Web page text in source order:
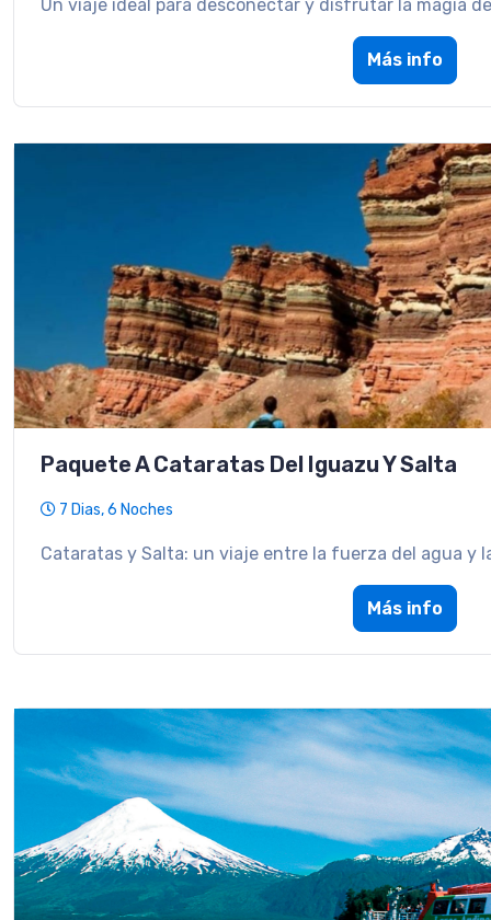
Un viaje ideal para desconectar y disfrutar la magia
Más info
Paquete A Cataratas Del Iguazu Y Salta
7 Dias, 6 Noches
Cataratas y Salta: un viaje entre la fuerza del agua y
Más info